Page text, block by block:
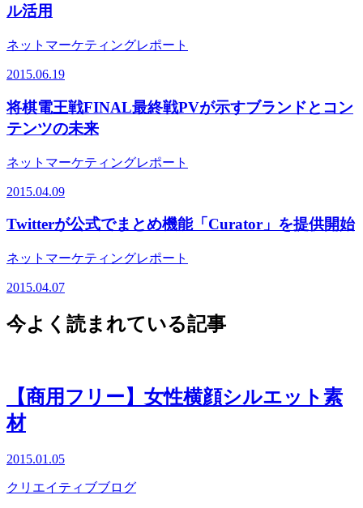
ル活用
ネットマーケティングレポート
2015.06.19
将棋電王戦FINAL最終戦PVが示すブランドとコン
テンツの未来
ネットマーケティングレポート
2015.04.09
Twitterが公式でまとめ機能「Curator」を提供開始
ネットマーケティングレポート
2015.04.07
今よく読まれている記事
【商用フリー】女性横顔シルエット素
材
2015.01.05
クリエイティブブログ